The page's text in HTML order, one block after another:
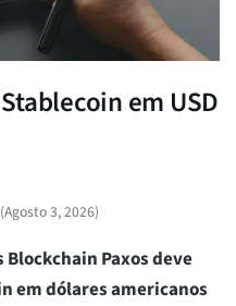
em USD
(Agosto 3, 2026)
Paxos deve
em dólares americanos